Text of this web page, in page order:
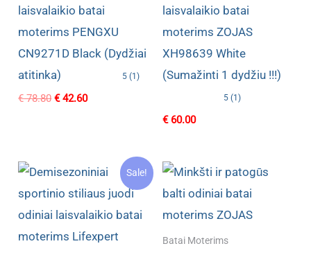
laisvalaikio batai
moterims PENGXU
CN9271D Black (Dydžiai
atitinka)
5 (1)
€78.80 Original
€42.60Current
laisvalaikio batai
moterims ZOJAS
XH98639 White
(Sumažinti 1 dydžiu !!!)
5 (1)
€60.00
Sale!
Batai Moterims